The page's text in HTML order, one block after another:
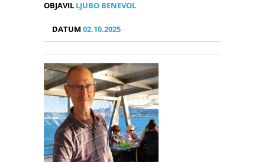
OBJAVIL LJUBO BENEVOL
DATUM02.10.2025